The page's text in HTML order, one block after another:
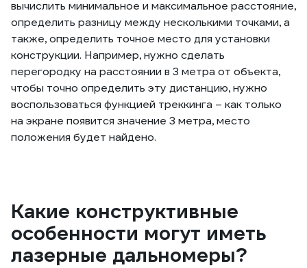
вычислить минимальное и максимальное расстояние,
определить разницу между несколькими точками, а
также, определить точное место для установки
конструкции. Например, нужно сделать
перегородку на расстоянии в 3 метра от объекта,
чтобы точно определить эту дистанцию, нужно
воспользоваться функцией треккинга – как только
на экране появится значение 3 метра, место
положения будет найдено.
Какие конструктивные
особенности могут иметь
лазерные дальномеры?